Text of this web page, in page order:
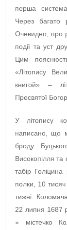
перша
Через багато
Очевидно, про
події та уст
Цим
«Літопису
книгой» –
Пресвятої
У літопису
написано, що
броду
Високопілля
табір
полки, 10 тисяч
тижні.
22 липня 1687
» містечко